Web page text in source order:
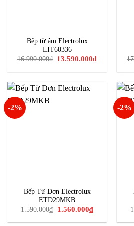
Bếp từ âm Electrolux
LIT60336
16.990.000₫
Giá
là:
13.590.000₫Giá
hiện
tại
13.590.000₫.
-2%
Bếp Từ Đơn Electrolux
ETD29MKB
1.590.000₫
Giá
là:
1.560.000₫Giá
hiện
tại
-2%